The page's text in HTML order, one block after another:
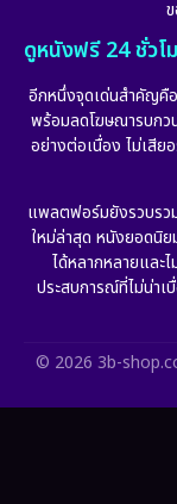
Film
Gothic
HBO GO
HBO Max
Healing
Heist
ดูหนังฟรี 24 ชั่วโ
อีกหนึ่งจุดเด่นสำคัญคื
พร้อมลดโฆษณารบกว
อย่างต่อเนื่อง ไม่เสีย
แพลตฟอร์มยังรวบรว
ใหม่ล่าสุด หนังยอดนิย
ได้หลากหลายและ
ประสบการณ์ที่ไม่น่าเ
© 2026 3b-